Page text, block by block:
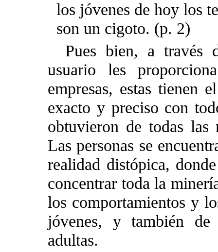
los jóvenes de hoy los
son un cigoto. (p. 2)
Pues bien, a través
usuario les
empresas, estas tienen
exacto y preciso con
obtuvieron de todas las
Las personas se
realidad distópica,
concentrar toda la
los comportamientos y
jóvenes, y también de
adultas.